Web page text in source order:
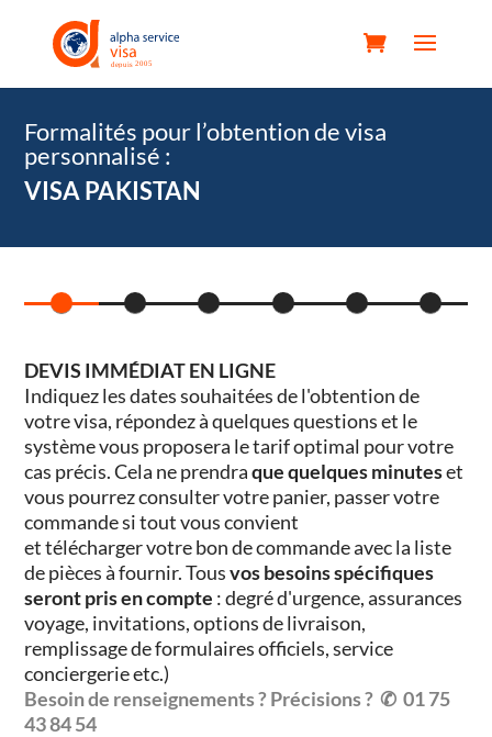
Formalités pour l’obtention de visa
personnalisé :
VISA PAKISTAN
DEVIS IMMÉDIAT EN LIGNE
Indiquez les dates souhaitées de l'obtention de
votre visa, répondez à quelques questions et le
système vous proposera le tarif optimal pour votre
cas précis. Cela ne prendraque quelques minuteset
vous pourrez consulter votre panier, passer votre
commande si tout vous convient
ettéléchargervotre bon de commande avec la liste
de pièces à fournir. Tousvos besoins spécifiques
seront pris en compte : degré d'urgence, assurances
voyage, invitations, options de livraison,
remplissage de formulaires officiels, service
conciergerie etc.)
Besoin de renseignements ? Précisions ? ✆ 01 75
43 84 54